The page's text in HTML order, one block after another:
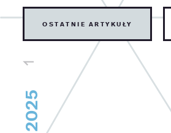
ostatnie artykuły
2025